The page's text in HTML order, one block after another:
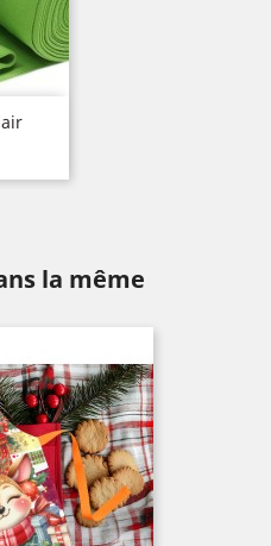
la même